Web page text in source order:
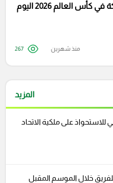
مواعيد المباريات الودية للمنتخبات المشاركة في كأس العالم 2026 اليوم
منذ شهرين 267
المزيد
على ملكية الاتحاد
خلال الموسم المقبل